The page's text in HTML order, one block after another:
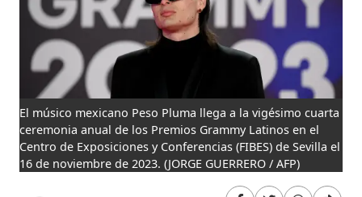
El músico mexicano Peso Pluma llega a la vigésimo cuarta
ceremonia anual de los Premios Grammy Latinos en el
Centro de Exposiciones y Conferencias (FIBES) de Sevilla el
16 de noviembre de 2023. (JORGE GUERRERO / AFP)